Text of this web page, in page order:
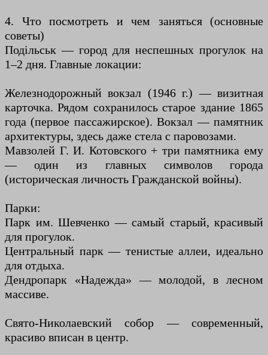
4. Что посмотреть и чем заняться (основные
советы)
Подільськ — город для неспешных прогулок на
1–2 дня. Главные локации:
Железнодорожный вокзал (1946 г.) — визитная
карточка. Рядом сохранилось старое здание 1865
года (первое пассажирское). Вокзал — памятник
архитектуры, здесь даже стела с паровозами.
Мавзолей Г. И. Котовского + три памятника ему
— один из главных символов города
(историческая личность Гражданской войны).
Парки:
Парк им. Шевченко — самый старый, красивый
для прогулок.
Центральный парк — тенистые аллеи, идеально
для отдыха.
Дендропарк «Надежда» — молодой, в лесном
массиве.
Свято-Николаевский собор — современный,
красиво вписан в центр.